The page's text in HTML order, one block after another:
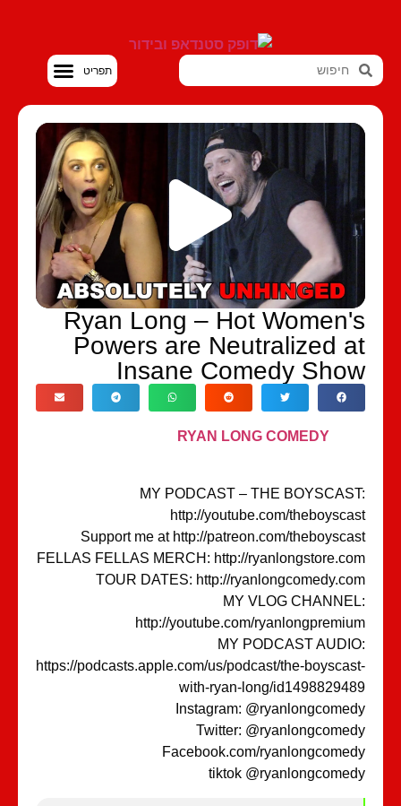
Ryan Long – Hot
Powers are Neutralized
Insane Comedy
RYAN LONG COMEDY
MY PODCAST – THE
http://youtube.com/
Support me at http://patreon.com/
FELLAS FELLAS MERCH: http://
TOUR DATES: http://
MY VLOG
http://youtube.com/
MY PODCAST
https://podcasts.apple.com/us/podcast/the-
with-ryan-long/
Instagram:
Twitter:
Facebook.com/
tiktok